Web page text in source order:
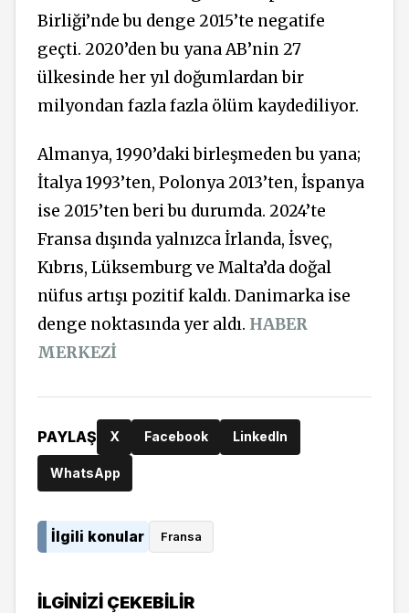
Birliği’nde bu denge 2015’te negatife
geçti. 2020’den bu yana AB’nin 27
ülkesinde her yıl doğumlardan bir
milyondan fazla fazla ölüm kaydediliyor.
Almanya, 1990’daki birleşmeden bu yana;
İtalya 1993’ten, Polonya 2013’ten, İspanya
ise 2015’ten beri bu durumda. 2024’te
Fransa dışında yalnızca İrlanda, İsveç,
Kıbrıs, Lüksemburg ve Malta’da doğal
nüfus artışı pozitif kaldı. Danimarka ise
denge noktasında yer aldı. HABER
MERKEZİ
PAYLAŞ X Facebook LinkedIn
WhatsApp
İlgili konular Fransa
İLGINIZI ÇEKEBILIR